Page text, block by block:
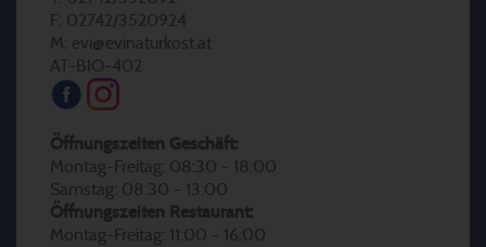
F: 02742/3520924
M: evi@evinaturkost.at
AT-BIO-402
Öffnungszeiten Geschäft:
Montag-Freitag: 08:30 - 18:00
Samstag: 08:30 - 13:00
Öffnungszeiten Restaurant:
Montag-Freitag: 11:00 - 16:00